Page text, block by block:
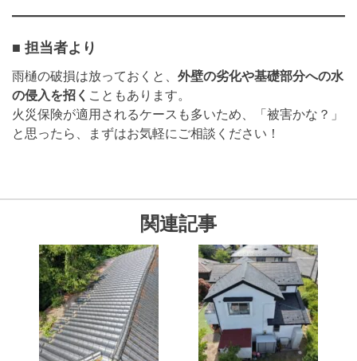
■ 担当者より
雨樋の破損は放っておくと、 外壁の劣化や基礎部分への水
の侵入を招く こともあります。
火災保険が適用されるケースも多いため、「被害かな？」
と思ったら、まずはお気軽にご相談ください！
関連記事